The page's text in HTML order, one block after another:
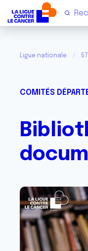
Ligue nationale
COMITÉS